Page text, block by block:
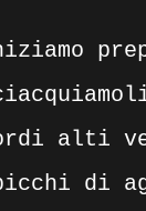
alti
di